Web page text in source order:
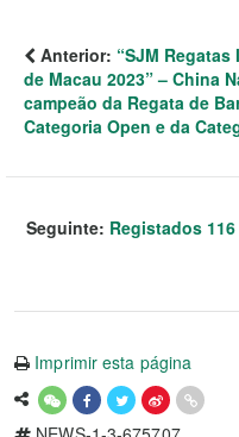
Anterior: “SJM
de Macau 2023” – China
campeão da Regata de
Categoria Open e da
Seguinte: Registados
Imprimir esta página